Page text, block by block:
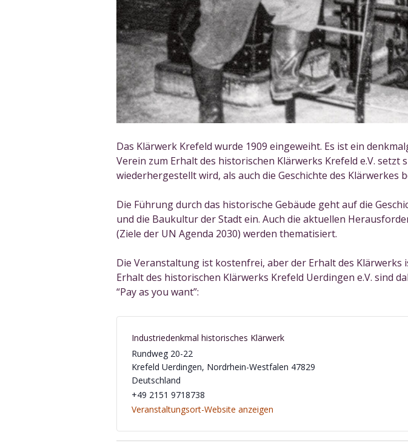
Das Klärwerk Krefeld wurde 1909 eingeweiht. Es ist ein
Verein zum Erhalt des historischen Klärwerks Krefeld e.V.
wiederhergestellt wird, als auch die Geschichte des Klärwerkes
Die Führung durch das historische Gebäude geht auf die
und die Baukultur der Stadt ein. Auch die aktuellen
(Ziele der UN Agenda 2030) werden thematisiert.
Die Veranstaltung ist kostenfrei, aber der Erhalt des Klärwerks
Erhalt des historischen Klärwerks Krefeld Uerdingen e.V. sind
“Pay as you want”:
Industriedenkmal historisches Klärwerk
Rundweg 20-22
Krefeld Uerdingen, Nordrhein-Westfalen 47829
Deutschland
‭+49 2151 9718738‬
Veranstaltungsort-Website anzeigen